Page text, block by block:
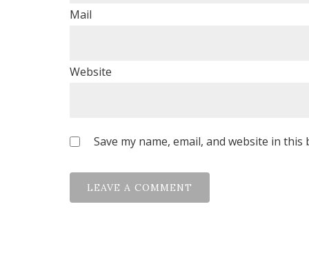
Mail
Website
Save my name, email, and website in